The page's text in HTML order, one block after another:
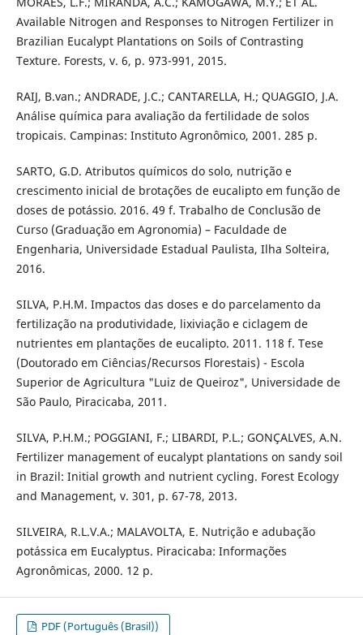
Available Nitrogen and Responses to Nitrogen Fertilizer in
Brazilian Eucalypt Plantations on Soils of Contrasting
Texture. Forests, v. 6, p. 973-991, 2015.
RAIJ, B.van.; ANDRADE, J.C.; CANTARELLA, H.; QUAGGIO, J.A.
Análise química para avaliação da fertilidade de solos
tropicais. Campinas: Instituto Agronômico, 2001. 285 p.
SARTO, G.D. Atributos químicos do solo, nutrição e
crescimento inicial de brotações de eucalipto em função de
doses de potássio. 2016. 49 f. Trabalho de Conclusão de
Curso (Graduação em Agronomia) – Faculdade de
Engenharia, Universidade Estadual Paulista, Ilha Solteira,
2016.
SILVA, P.H.M. Impactos das doses e do parcelamento da
fertilização na produtividade, lixiviação e ciclagem de
nutrientes em plantações de eucalipto. 2011. 118 f. Tese
(Doutorado em Ciências/Recursos Florestais) - Escola
Superior de Agricultura "Luiz de Queiroz", Universidade de
São Paulo, Piracicaba, 2011.
SILVA, P.H.M.; POGGIANI, F.; LIBARDI, P.L.; GONÇALVES, A.N.
Fertilizer management of eucalypt plantations on sandy soil
in Brazil: Initial growth and nutrient cycling. Forest Ecology
and Management, v. 301, p. 67-78, 2013.
SILVEIRA, R.L.V.A.; MALAVOLTA, E. Nutrição e adubação
potássica em Eucalyptus. Piracicaba: Informações
Agronômicas, 2000. 12 p.
PDF (Português (Brasil))